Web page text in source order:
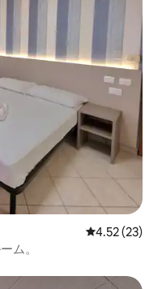
レビュー23
4.52 (23)
ム。